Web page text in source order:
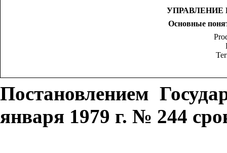
УПРАВЛЕНИЕ
Основные
Постановлением
января 1979 г. № 244